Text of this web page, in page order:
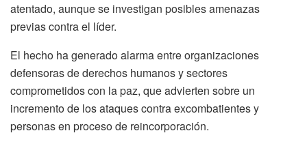
atentado, aunque se investigan posibles amenazas
previas contra el líder.
El hecho ha generado alarma entre organizaciones
defensoras de derechos humanos y sectores
comprometidos con la paz, que advierten sobre un
incremento de los ataques contra excombatientes y
personas en proceso de reincorporación.